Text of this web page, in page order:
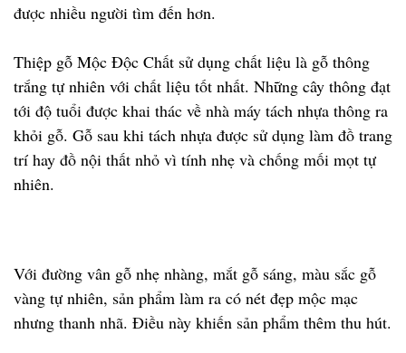
được nhiều người tìm đến hơn.
Thiệp gỗ Mộc Độc Chất sử dụng chất liệu là gỗ thông
trắng tự nhiên với chất liệu tốt nhất. Những cây thông đạt
tới độ tuổi được khai thác về nhà máy tách nhựa thông ra
khỏi gỗ. Gỗ sau khi tách nhựa được sử dụng làm đồ trang
trí hay đồ nội thất nhỏ vì tính nhẹ và chống mối mọt tự
nhiên.
Với đường vân gỗ nhẹ nhàng, mắt gỗ sáng, màu sắc gỗ
vàng tự nhiên, sản phẩm làm ra có nét đẹp mộc mạc
nhưng thanh nhã. Điều này khiến sản phẩm thêm thu hút.